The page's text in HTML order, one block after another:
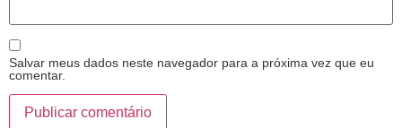
Salvar meus dados neste navegador para a próxima vez que eu
comentar.